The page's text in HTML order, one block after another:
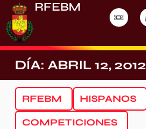
RFEBM
DÍA: ABRIL 12, 2012
RFEBM HISPANOS
COMPETICIONES